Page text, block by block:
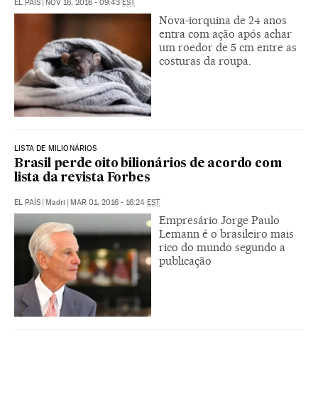
EL PAÍS NOV 16, 2016 - 09:43 EST
Nova-iorquina de 24 anos
entra com ação após achar
um roedor de 5 cm entre as
costuras da roupa.
LISTA DE MILIONÁRIOS
Brasil perde oito bilionários de acordo com
lista da revista Forbes
EL PAÍS | Madri | MAR 01, 2016 - 16:24 EST
Empresário Jorge Paulo
Lemann é o brasileiro mais
rico do mundo segundo a
publicação